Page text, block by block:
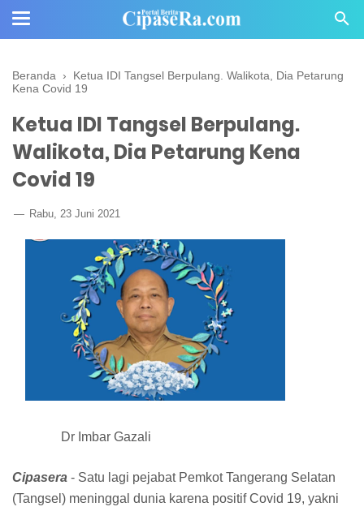
Beranda › Ketua IDI Tangsel Berpulang. Walikota, Dia Petarung
Kena Covid 19
Ketua IDI Tangsel Berpulang.
Walikota, Dia Petarung Kena
Covid 19
Rabu, 23 Juni 2021
Dr Imbar Gazali
Cipasera - Satu lagi pejabat Pemkot Tangerang Selatan
(Tangsel) meninggal dunia karena positif Covid 19, yakni